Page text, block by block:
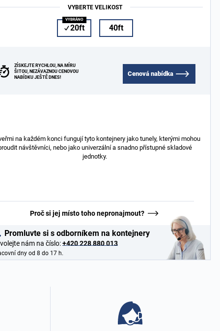
VYBERTE VELIKOST
20ft 40ft
Cenová nabídka
ZÍSKEJTE RYCHLOU, NA MÍRU
ŠITOU, NEZÁVAZNOU CENOVOU
NABÍDKU JEŠTĚ DNES!
na každém konci fungují tyto kontejnery jako tunely, kterými mohou
návštěvníci, nebo jako univerzální a snadno přístupné skladové
jednotky.
Proč si jej místo toho nepronajmout?
Promluvte si s odborníkem na kontejnery
nám na číslo:+420 228 880 013
dny od 8 do 17 h.